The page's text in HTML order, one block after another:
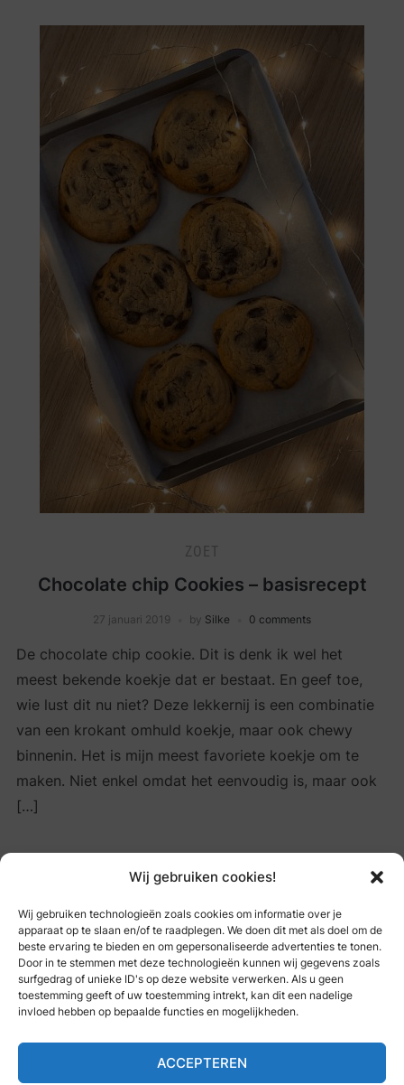
Wij gebruiken cookies!
Wij gebruiken technologieën zoals cookies om informatie over je
apparaat op te slaan en/of te raadplegen. We doen dit met als doel om de
beste ervaring te bieden en om gepersonaliseerde advertenties te tonen.
Door in te stemmen met deze technologieën kunnen wij gegevens zoals
surfgedrag of unieke ID's op deze website verwerken. Als u geen
toestemming geeft of uw toestemming intrekt, kan dit een nadelige
invloed hebben op bepaalde functies en mogelijkheden.
ACCEPTEREN
ZOET
Chocolate chip Cookies – basisrecept
27 januari 2019 by Silke 0 comments
De chocolate chip cookie. Dit is denk ik wel het
meest bekende koekje dat er bestaat. En geef toe,
wie lust dit nu niet? Deze lekkernij is een combinatie
van een krokant omhuld koekje, maar ook chewy
binnenin. Het is mijn meest favoriete koekje om te
maken. Niet enkel omdat het eenvoudig is, maar ook
[…]
READ MORE
BERICHTEN
PAGINERING
← PREVIOUS 1 … 6 7
POWERED BYBLDW